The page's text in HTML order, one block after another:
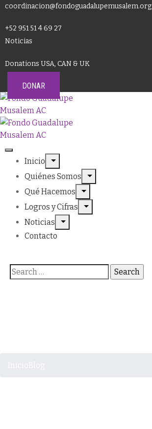
coordinacion@fondoguadalupemusalem.org
+52 951 51 4 69 27
Noticias
Donations USA, CAN & UK
DONAR
Inicio
Quiénes Somos
Qué Hacemos
Logros y Cifras
Noticias
Contacto